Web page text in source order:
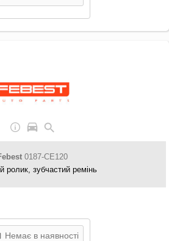
0187-CE120
ролик, зубчастий ремінь
Немає в наявності